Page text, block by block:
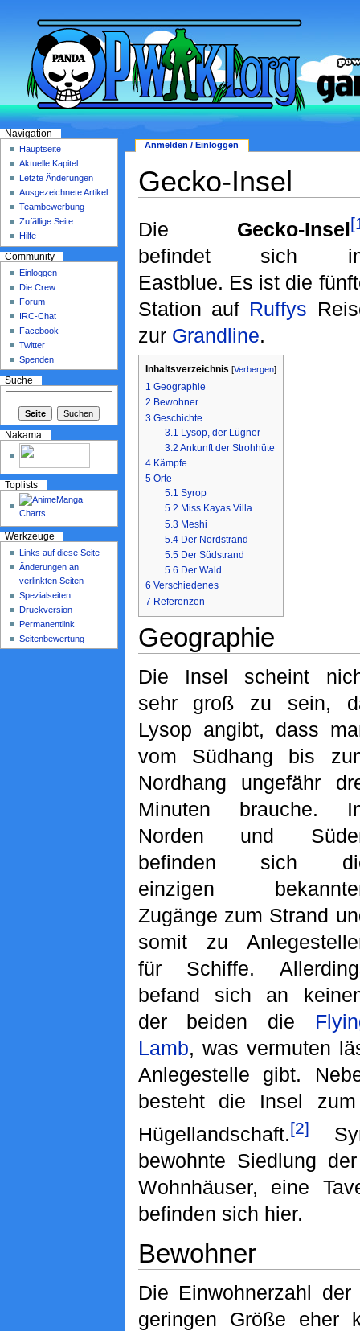
Gecko-Insel
Die Gecko-Insel
befindet sich
Eastblue. Es ist die
Station auf Ruffys
zur Grandline.
Inhaltsverzeichnis [Verbergen]
1 Geographie
2 Bewohner
3 Geschichte
3.1 Lysop, der Lügner
3.2 Ankunft der Strohhüte
4 Kämpfe
5 Orte
5.1 Syrop
5.2 Miss Kayas Villa
5.3 Meshi
5.4 Der Nordstrand
5.5 Der Südstrand
5.6 Der Wald
6 Verschiedenes
7 Referenzen
Geographie
Die Insel scheint
sehr groß zu sein,
Lysop angibt, dass
vom Südhang bis
Nordhang ungefähr
Minuten brauche.
Norden und
befinden sich
einzigen
Zugänge zum Strand
somit zu
für Schiffe.
befand sich an
der beiden die
Lamb, was vermuten
Anlegestelle gibt.
besteht die Insel
Hügellandschaft.[2]
bewohnte Siedlung
Wohnhäuser, eine
befinden sich hier.
Bewohner
Die Einwohnerzahl
geringen Größe eher
Anmelden / Einloggen
Navigation
Hauptseite
Aktuelle Kapitel
Letzte Änderungen
Ausgezeichnete Artikel
Teambewerbung
Zufällige Seite
Hilfe
Community
Einloggen
Die Crew
Forum
IRC-Chat
Facebook
Twitter
Spenden
Suche
Nakama
Toplists
Werkzeuge
Links auf diese Seite
Änderungen an
verlinkten Seiten
Spezialseiten
Druckversion
Permanentlink
Seitenbewertung